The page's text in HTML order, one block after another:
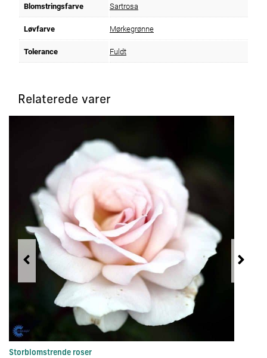
Blomstringsfarve Sartrosa
Løvfarve Mørkegrønne
Tolerance Fuldt
Relaterede varer
Storblomstrende roser